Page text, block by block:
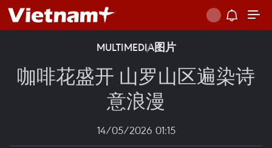
MULTIMEDIA图片
咖啡花盛开 山罗山区遍染诗
意浪漫
14/05/2026 01:15